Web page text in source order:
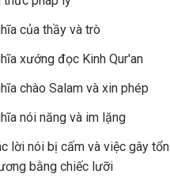
của thầy và trò
xướng đọc Kinh Qur'an
chào Salam và xin phép
nói năng và im lặng
lời nói bị cấm và việc gây tổn
bằng chiếc lưỡi